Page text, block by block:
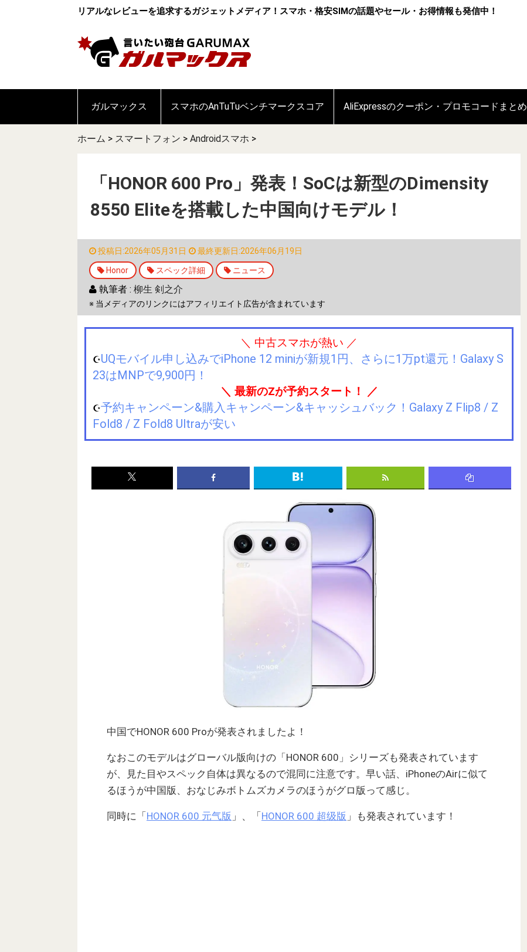
リアルなレビューを追求するガジェットメディア！スマホ・格安SIMの話題やセール・お得情報も発信中！
ガルマックス スマホのAnTuTuベンチマークスコア AliExpressのクーポン・プロモコードまとめ
ホーム > スマートフォン > Androidスマホ >
「HONOR 600 Pro」発表！SoCは新型のDimensity
8550 Eliteを搭載した中国向けモデル！
投稿日:2026年05月31日 最終更新日:2026年06月19日
Honor スペック詳細 ニュース
執筆者 : 柳生 剣之介
※ 当メディアのリンクにはアフィリエイト広告が含まれています
＼ 中古スマホが熱い ／
☪️UQモバイル申し込みでiPhone 12 miniが新規1円、さらに1万pt還元！Galaxy S
23はMNPで9,900円！
＼ 最新のZが予約スタート！ ／
☪️予約キャンペーン&購入キャンペーン&キャッシュバック！Galaxy Z Flip8 / Z
Fold8 / Z Fold8 Ultraが安い
中国でHONOR 600 Proが発表されましたよ！
なおこのモデルはグローバル版向けの「HONOR 600」シリーズも発表されています
が、見た目やスペック自体は異なるので混同に注意です。早い話、iPhoneのAirに似て
るほうが中国版、おなじみボトムズカメラのほうがグロ版って感じ。
同時に「HONOR 600 元气版 」、「HONOR 600 超级版 」も発表されています！